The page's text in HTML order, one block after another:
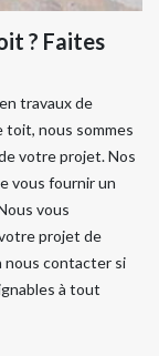
? Faites
travaux de
toit, nous sommes
votre projet. Nos
vous fournir un
vous
projet de
nous contacter si
à tout